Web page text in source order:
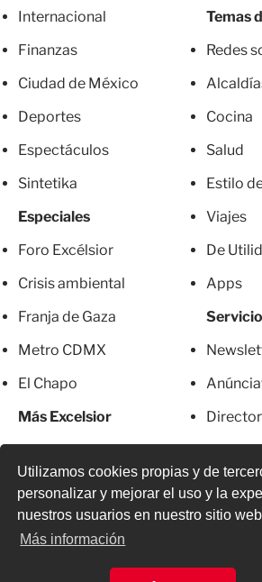
Utilizamos cookies propias y de
personalizar y mejorar el uso y la
nuestros usuarios en nuestro sitio
Más información
Internacional
Finanzas
Ciudad de México
Deportes
Espectáculos
Sintetika
Especiales
Foro Excélsior
Crisis ambiental
Franja de Gaza
Metro CDMX
El Chapo
Más Excelsior
Temas
Redes
Cocina
Salud
Estilo
Viajes
De
Apps
© 2026 Todos los derechos reservados.
o parcial, incluyendo cualquier